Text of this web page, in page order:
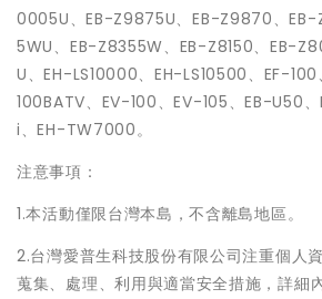
0005U、EB-Z9875U、EB-Z9870、
5WU、EB-Z8355W、EB-Z8150、EB-
U、EH-LS10000、EH-LS10500、EF-
100BATV、EV-100、EV-105、EB-U50
i、EH-TW7000。
注意事項：
1.本活動僅限台灣本島，不含離島地區。
2.台灣愛普生科技股份有限公司注重個人
蒐集、處理、利用與適當安全措施，詳細